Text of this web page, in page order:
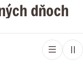
dňoch